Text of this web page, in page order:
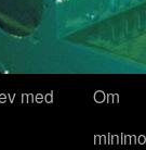
med
Om